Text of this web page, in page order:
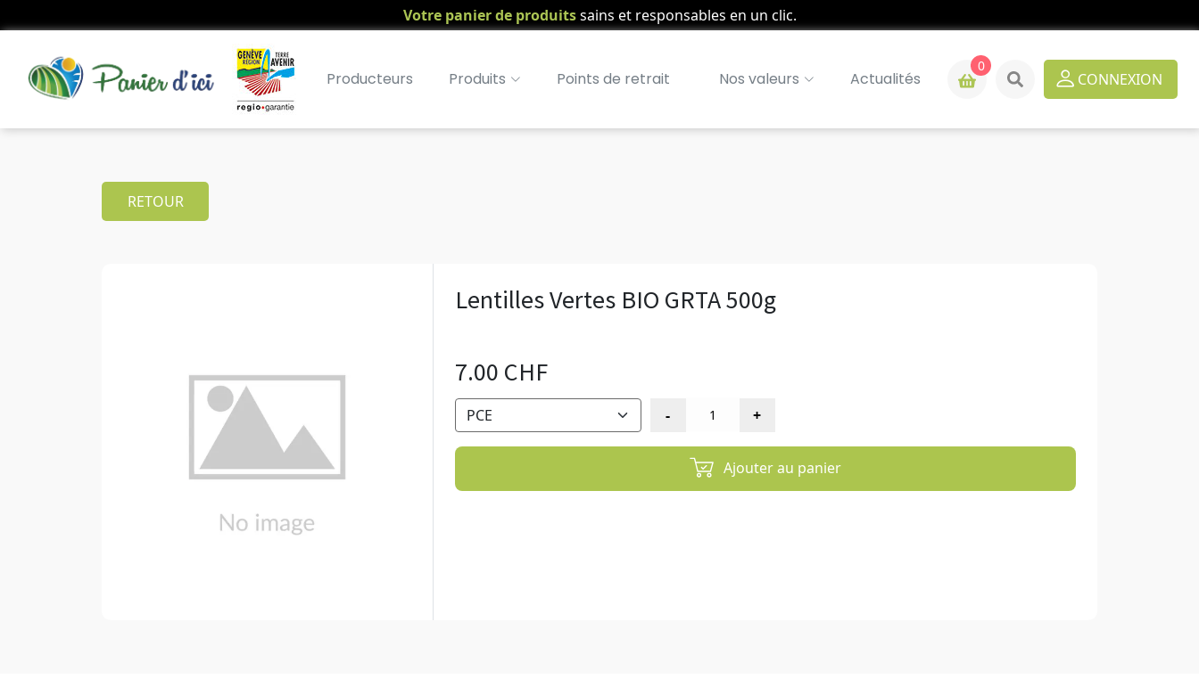
Votre panier de produitssains et responsables en un clic.
Producteurs Produits Points de retrait Nos valeurs Actualités
0
CONNEXION
RETOUR
Lentilles Vertes BIO GRTA 500g
7.00 CHF
Ajouter au panier